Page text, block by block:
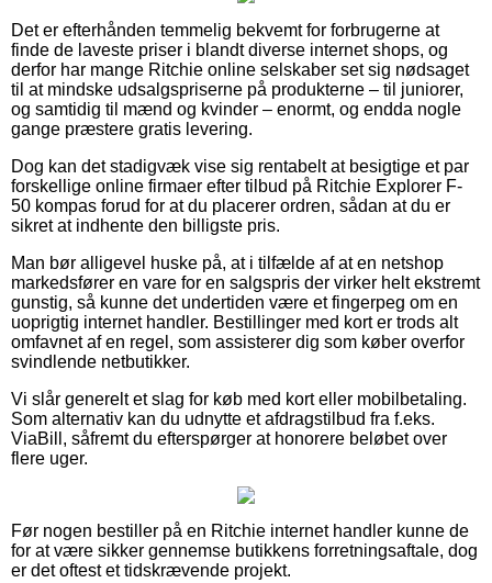
Det er efterhånden temmelig bekvemt for forbrugerne at
finde de laveste priser i blandt diverse internet shops, og
derfor har mange Ritchie online selskaber set sig nødsaget
til at mindske udsalgspriserne på produkterne – til juniorer,
og samtidig til mænd og kvinder – enormt, og endda nogle
gange præstere gratis levering.
Dog kan det stadigvæk vise sig rentabelt at besigtige et par
forskellige online firmaer efter tilbud på Ritchie Explorer F-
50 kompas forud for at du placerer ordren, sådan at du er
sikret at indhente den billigste pris.
Man bør alligevel huske på, at i tilfælde af at en netshop
markedsfører en vare for en salgspris der virker helt ekstremt
gunstig, så kunne det undertiden være et fingerpeg om en
uoprigtig internet handler. Bestillinger med kort er trods alt
omfavnet af en regel, som assisterer dig som køber overfor
svindlende netbutikker.
Vi slår generelt et slag for køb med kort eller mobilbetaling.
Som alternativ kan du udnytte et afdragstilbud fra f.eks.
ViaBill, såfremt du efterspørger at honorere beløbet over
flere uger.
Før nogen bestiller på en Ritchie internet handler kunne de
for at være sikker gennemse butikkens forretningsaftale, dog
er det oftest et tidskrævende projekt.